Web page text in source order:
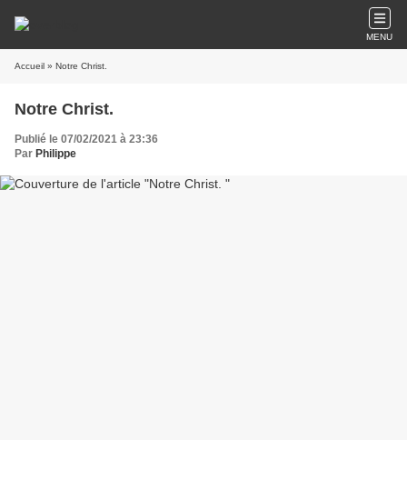
MENU
Accueil » Notre Christ.
Notre Christ.
Publié le 07/02/2021 à 23:36
Par Philippe